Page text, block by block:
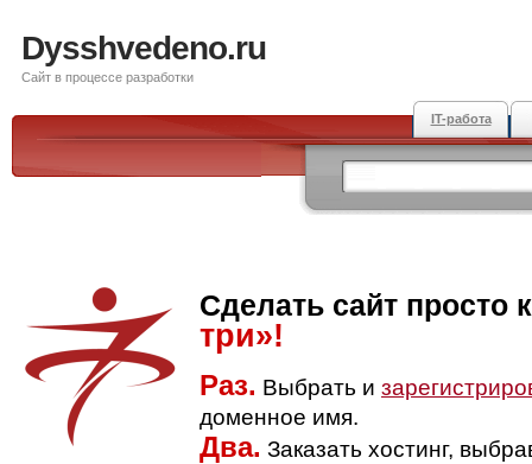
Dysshvedeno.ru
Сайт в процессе разработки
IT-работа
Сделать сайт просто
три»!
Раз. Выбрать и
доменное имя.
Два. Заказать хостинг,